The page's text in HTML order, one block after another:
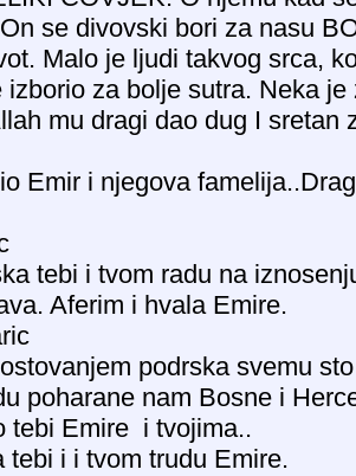
se divovski bori za nasu
Malo je ljudi takvog srca,
izborio za bolje sutra. Neka
mu dragi dao dug I sretan
Emir i njegova
tebi i tvom radu na
Aferim i hvala Emire.
podrska svemu
poharane nam Bosne i
tebi Emire i tvojima..
tebi i i tvom trudu Emire.